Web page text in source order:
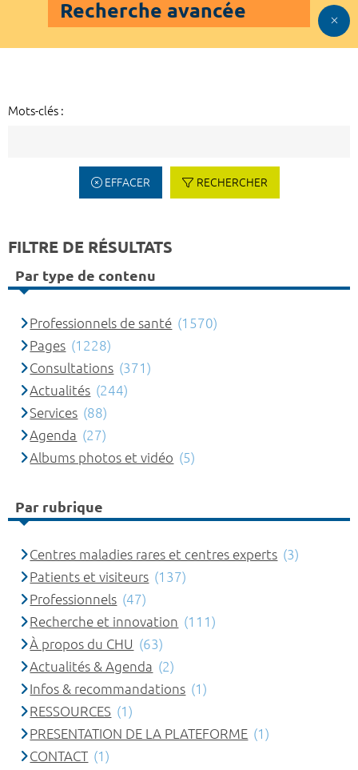
Recherche avancée
Mots-clés :
EFFACER RECHERCHER
FILTRE DE RÉSULTATS
Par type de contenu
Professionnels de santé (1570)
Pages (1228)
Consultations (371)
Actualités (244)
Services (88)
Agenda (27)
Albums photos et vidéo (5)
Par rubrique
Centres maladies rares et centres experts (3)
Patients et visiteurs (137)
Professionnels (47)
Recherche et innovation (111)
À propos du CHU (63)
Actualités & Agenda (2)
Infos & recommandations (1)
RESSOURCES (1)
PRESENTATION DE LA PLATEFORME (1)
CONTACT (1)